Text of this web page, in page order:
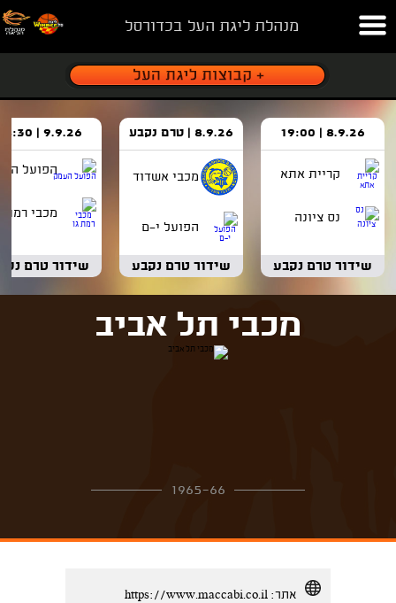
מנהלת ליגת העל בכדורסל
8.9.26 | 19:00
קריית אתא
נס ציונה
שידור טרם נקבע
8.9.26 | טרם נקבע
מכבי אשדוד
הפועל י-ם
שידור טרם נקבע
9.9.26 | 18:30
הפועל
מכבי רמת
שידור טרם
מכבי תל אביב
1965-66
אתר: https://www.maccabi.co.il